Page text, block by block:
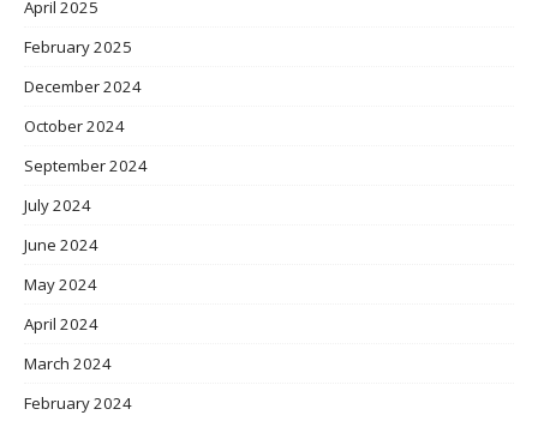
April 2025
February 2025
December 2024
October 2024
September 2024
July 2024
June 2024
May 2024
April 2024
March 2024
February 2024